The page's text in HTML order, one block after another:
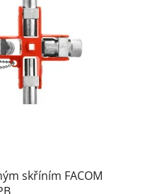
skříním FACOM